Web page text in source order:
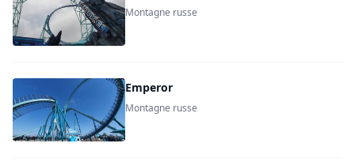
Montagne russe
Emperor
Montagne russe